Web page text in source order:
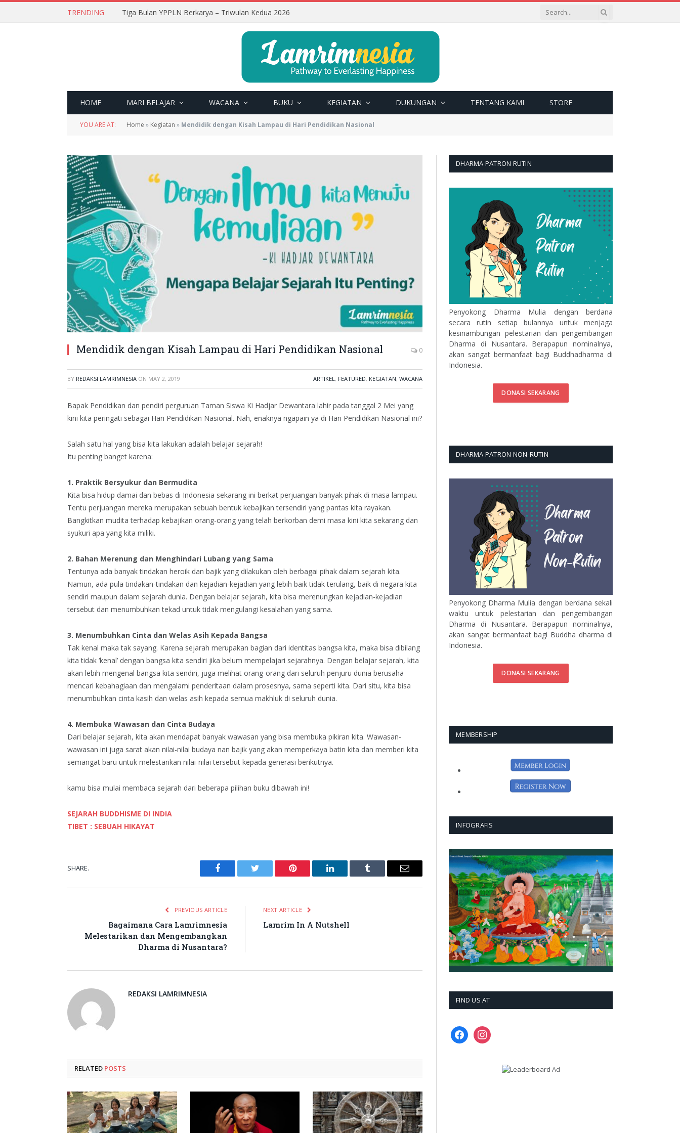
TRENDING Tiga Bulan YPPLN Berkarya – Triwulan Kedua 2026
HOME MARI BELAJAR WACANA BUKU KEGIATAN DUKUNGAN TENTANG KAMI STORE
YOU ARE AT: Home » Kegiatan » Mendidik dengan Kisah Lampau di Hari Pendidikan Nasional
Mendidik dengan Kisah Lampau di Hari Pendidikan Nasional 0
BY REDAKSI LAMRIMNESIA ON MAY 2, 2019 ARTIKEL, FEATURED, KEGIATAN, WACANA
Bapak Pendidikan dan pendiri perguruan Taman Siswa Ki Hadjar Dewantara lahir pada tanggal 2 Mei yang
kini kita peringati sebagai Hari Pendidikan Nasional. Nah, enaknya ngapain ya di Hari Pendidikan Nasional ini?
Salah satu hal yang bisa kita lakukan adalah belajar sejarah!
Itu penting banget karena:
1. Praktik Bersyukur dan Bermudita
Kita bisa hidup damai dan bebas di Indonesia sekarang ini berkat perjuangan banyak pihak di masa lampau.
Tentu perjuangan mereka merupakan sebuah bentuk kebajikan tersendiri yang pantas kita rayakan.
Bangkitkan mudita terhadap kebajikan orang-orang yang telah berkorban demi masa kini kita sekarang dan
syukuri apa yang kita miliki.
2. Bahan Merenung dan Menghindari Lubang yang Sama
Tentunya ada banyak tindakan heroik dan bajik yang dilakukan oleh berbagai pihak dalam sejarah kita.
Namun, ada pula tindakan-tindakan dan kejadian-kejadian yang lebih baik tidak terulang, baik di negara kita
sendiri maupun dalam sejarah dunia. Dengan belajar sejarah, kita bisa merenungkan kejadian-kejadian
tersebut dan menumbuhkan tekad untuk tidak mengulangi kesalahan yang sama.
3. Menumbuhkan Cinta dan Welas Asih Kepada Bangsa
Tak kenal maka tak sayang. Karena sejarah merupakan bagian dari identitas bangsa kita, maka bisa dibilang
kita tidak ‘kenal’ dengan bangsa kita sendiri jika belum mempelajari sejarahnya. Dengan belajar sejarah, kita
akan lebih mengenal bangsa kita sendiri, juga melihat orang-orang dari seluruh penjuru dunia berusaha
mencari kebahagiaan dan mengalami penderitaan dalam prosesnya, sama seperti kita. Dari situ, kita bisa
menumbuhkan cinta kasih dan welas asih kepada semua makhluk di seluruh dunia.
4. Membuka Wawasan dan Cinta Budaya
Dari belajar sejarah, kita akan mendapat banyak wawasan yang bisa membuka pikiran kita. Wawasan-
wawasan ini juga sarat akan nilai-nilai budaya nan bajik yang akan memperkaya batin kita dan memberi kita
semangat baru untuk melestarikan nilai-nilai tersebut kepada generasi berikutnya.
kamu bisa mulai membaca sejarah dari beberapa pilihan buku dibawah ini!
SEJARAH BUDDHISME DI INDIA
TIBET : SEBUAH HIKAYAT
SHARE.
Facebook Twitter Pinterest LinkedIn Tumblr Email
PREVIOUS ARTICLE
Bagaimana Cara Lamrimnesia
Melestarikan dan Mengembangkan
Dharma di Nusantara?
NEXT ARTICLE
Lamrim In A Nutshell
REDAKSI LAMRIMNESIA
RELATED POSTS
DHARMA PATRON RUTIN
Penyokong Dharma Mulia dengan berdana
secara rutin setiap bulannya untuk menjaga
kesinambungan pelestarian dan pengembangan
Dharma di Nusantara. Berapapun nominalnya,
akan sangat bermanfaat bagi Buddhadharma di
Indonesia.
DONASI SEKARANG
DHARMA PATRON NON-RUTIN
Penyokong Dharma Mulia dengan berdana sekali
waktu untuk pelestarian dan pengembangan
Dharma di Nusantara. Berapapun nominalnya,
akan sangat bermanfaat bagi Buddha dharma di
Indonesia.
DONASI SEKARANG
MEMBERSHIP
INFOGRAFIS
FIND US AT
facebookinstagram